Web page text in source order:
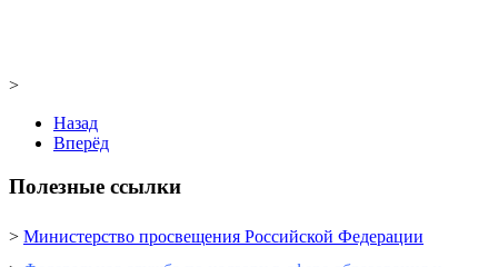
>
Назад
Вперёд
Полезные ссылки
> Министерство просвещения Российской Федерации